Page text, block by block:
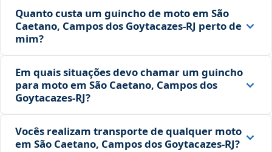
Quanto custa um guincho de moto em São
Caetano, Campos dos Goytacazes‑RJ perto de
mim?
Em quais situações devo chamar um guincho
para moto em São Caetano, Campos dos
Goytacazes‑RJ?
Vocês realizam transporte de qualquer moto
em São Caetano, Campos dos Goytacazes‑RJ?